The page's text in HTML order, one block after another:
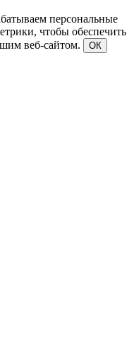
персональные
чтобы обеспечить
веб-сайтом.
ОК